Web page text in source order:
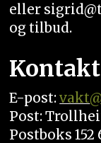
eller
og tilbud.
E-post:vakt
Post:
Postboks 152